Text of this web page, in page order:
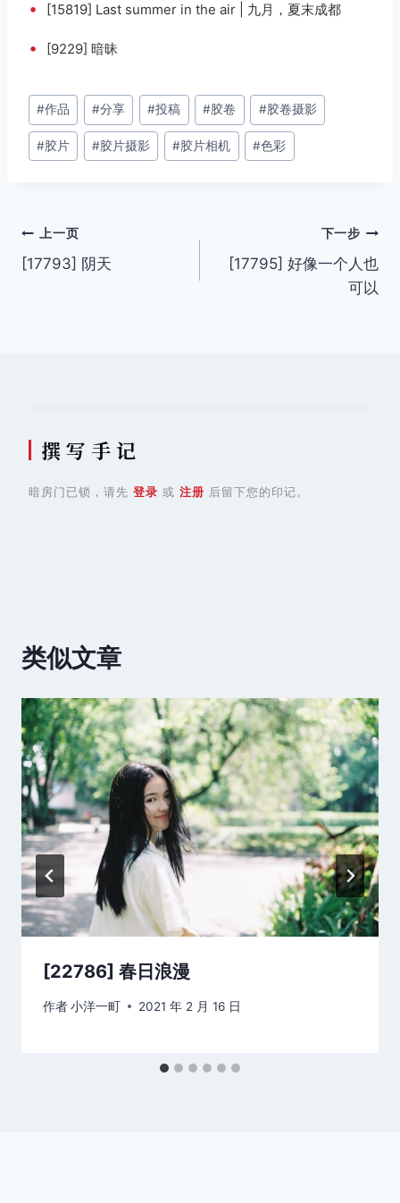
• [15819] Last summer in the air | 九月，夏末成都
• [9229] 暗昧
文
章
标
#作品 #分享 #投稿 #胶卷 #胶卷摄影
#胶片 #胶片摄影 #胶片相机 #色彩
文
章
上一页
[17793] 阴天
下一步
[17795] 好像一个人也
可以
撰 写 手 记
暗房门已锁，请先 登录 或 注册 后留下您的印记。
类似文章
[22786] 春日浪漫
作者小洋一町 2021 年 2 月 16 日